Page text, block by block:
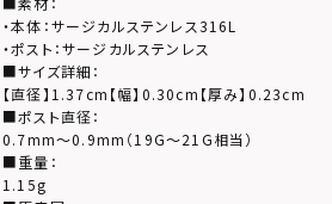
・本体：サージカルステンレス316L
・ポスト：サージカルステンレス
■サイズ詳細：
【直径】1.37cm【幅】0.30cm【厚み】0.23cm
■ポスト直径：
0.7mm～0.9mm（19G～21G相当）
■重量：
1.15g